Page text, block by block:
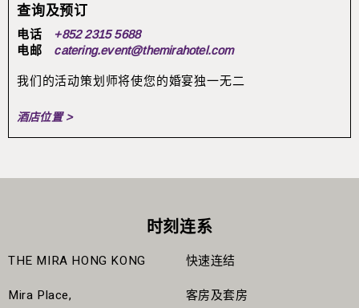
查询及预订
电话 +852 2315 5688
电邮 catering.event@themirahotel.com
我们的活动策划师将使您的婚宴独一无二
酒店位置 >
时刻连系
THE MIRA HONG KONG
Mira Place,
快速连结
客房及套房